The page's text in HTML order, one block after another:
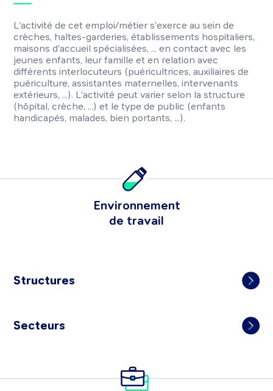
L'activité de cet emploi/métier s'exerce au sein de
crèches, haltes-garderies, établissements hospitaliers,
maisons d'accueil spécialisées, ... en contact avec les
jeunes enfants, leur famille et en relation avec
différents interlocuteurs (puéricultrices, auxiliaires de
puériculture, assistantes maternelles, intervenants
extérieurs, ...). L'activité peut varier selon la structure
(hôpital, crèche, ...) et le type de public (enfants
handicapés, malades, bien portants, ...).
Environnement
de travail
Structures
Secteurs